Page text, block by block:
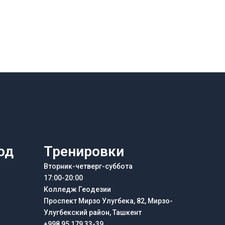
Тренировки
Вторник-четверг-суббота
17:00-20:00
Колледж Геодезии
Проспект Мирзо Улугбека, 82, Мирзо-
Улугбекский район, Ташкент